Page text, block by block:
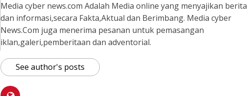
Media cyber news.com Adalah Media online yang menyajikan berita
dan informasi,secara Fakta,Aktual dan Berimbang. Media cyber
News.Com juga menerima pesanan untuk pemasangan
iklan,galeri,pemberitaan dan adventorial.
See author's posts